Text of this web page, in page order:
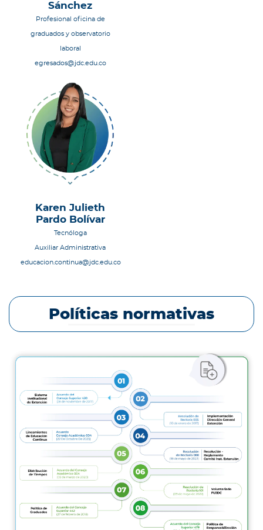
Sánchez
Profesional oficina de
graduados y observatorio
laboral
egresados@jdc.edu.co
Karen Julieth
Pardo Bolívar
Tecnóloga
Auxiliar Administrativa
educacion.continua@jdc.edu.co
Políticas normativas